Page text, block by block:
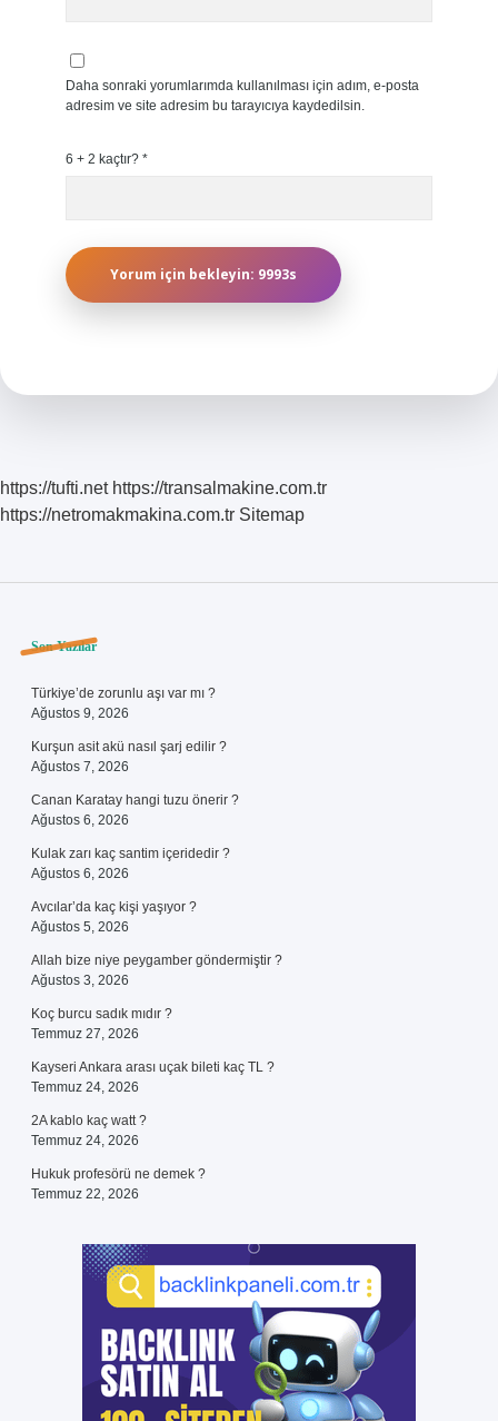
Daha sonraki yorumlarımda kullanılması için adım, e-posta
adresim ve site adresim bu tarayıcıya kaydedilsin.
6 + 2 kaçtır? *
https://tufti.net https://transalmakine.com.tr
https://netromakmakina.com.tr Sitemap
Sidebar
Son Yazılar
Türkiye’de zorunlu aşı var mı ?
Ağustos 9, 2026
Kurşun asit akü nasıl şarj edilir ?
Ağustos 7, 2026
Canan Karatay hangi tuzu önerir ?
Ağustos 6, 2026
Kulak zarı kaç santim içeridedir ?
Ağustos 6, 2026
Avcılar’da kaç kişi yaşıyor ?
Ağustos 5, 2026
Allah bize niye peygamber göndermiştir ?
Ağustos 3, 2026
Koç burcu sadık mıdır ?
Temmuz 27, 2026
Kayseri Ankara arası uçak bileti kaç TL ?
Temmuz 24, 2026
2A kablo kaç watt ?
Temmuz 24, 2026
Hukuk profesörü ne demek ?
Temmuz 22, 2026